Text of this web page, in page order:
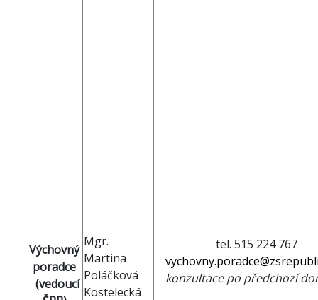
Výchovný
poradce
(vedoucí
Mgr.
Martina
Poláčková
Kostelecká
tel. 515 224 767
konzultace po předchozí